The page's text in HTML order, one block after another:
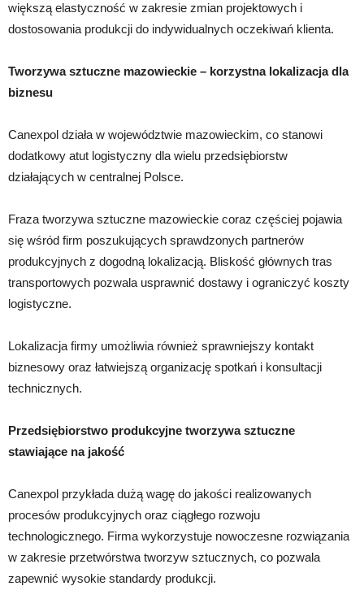
większą elastyczność w zakresie zmian projektowych i
dostosowania produkcji do indywidualnych oczekiwań klienta.
Tworzywa sztuczne mazowieckie – korzystna lokalizacja dla
biznesu
Canexpol działa w województwie mazowieckim, co stanowi
dodatkowy atut logistyczny dla wielu przedsiębiorstw
działających w centralnej Polsce.
Fraza tworzywa sztuczne mazowieckie coraz częściej pojawia
się wśród firm poszukujących sprawdzonych partnerów
produkcyjnych z dogodną lokalizacją. Bliskość głównych tras
transportowych pozwala usprawnić dostawy i ograniczyć koszty
logistyczne.
Lokalizacja firmy umożliwia również sprawniejszy kontakt
biznesowy oraz łatwiejszą organizację spotkań i konsultacji
technicznych.
Przedsiębiorstwo produkcyjne tworzywa sztuczne
stawiające na jakość
Canexpol przykłada dużą wagę do jakości realizowanych
procesów produkcyjnych oraz ciągłego rozwoju
technologicznego. Firma wykorzystuje nowoczesne rozwiązania
w zakresie przetwórstwa tworzyw sztucznych, co pozwala
zapewnić wysokie standardy produkcji.